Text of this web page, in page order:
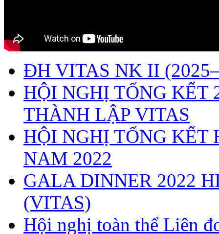
ĐH VITAS NK II
HỘI NGHỊ TỔNG
THÀNH LẬP VITAS
HỘI NGHỊ TỔNG KẾT
NAM 2022
GALA DINNER 2022
(VITAS)
Hội nghị toàn thể Liên